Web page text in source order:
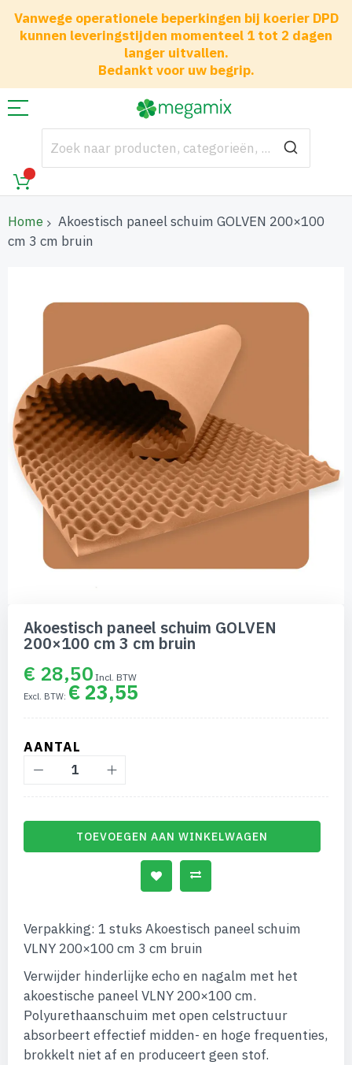
Vanwege operationele beperkingen bij koerier DPD
kunnen leveringstijden momenteel 1 tot 2 dagen
langer uitvallen.
Bedankt voor uw begrip.
Home
Akoestisch paneel schuim GOLVEN 200×100
cm 3 cm bruin
naar
begin
afbeeldingen-
gallerij
Akoestisch paneel schuim GOLVEN
200×100 cm 3 cm bruin
€ 28,50
€ 23,55
AANTAL
TOEVOEGEN AAN WINKELWAGEN
Verpakking: 1 stuks Akoestisch paneel schuim
VLNY 200×100 cm 3 cm bruin
Verwijder hinderlijke echo en nagalm met het
akoestische paneel VLNY 200×100 cm.
Polyurethaanschuim met open celstructuur
absorbeert effectief midden- en hoge frequenties,
brokkelt niet af en produceert geen stof.